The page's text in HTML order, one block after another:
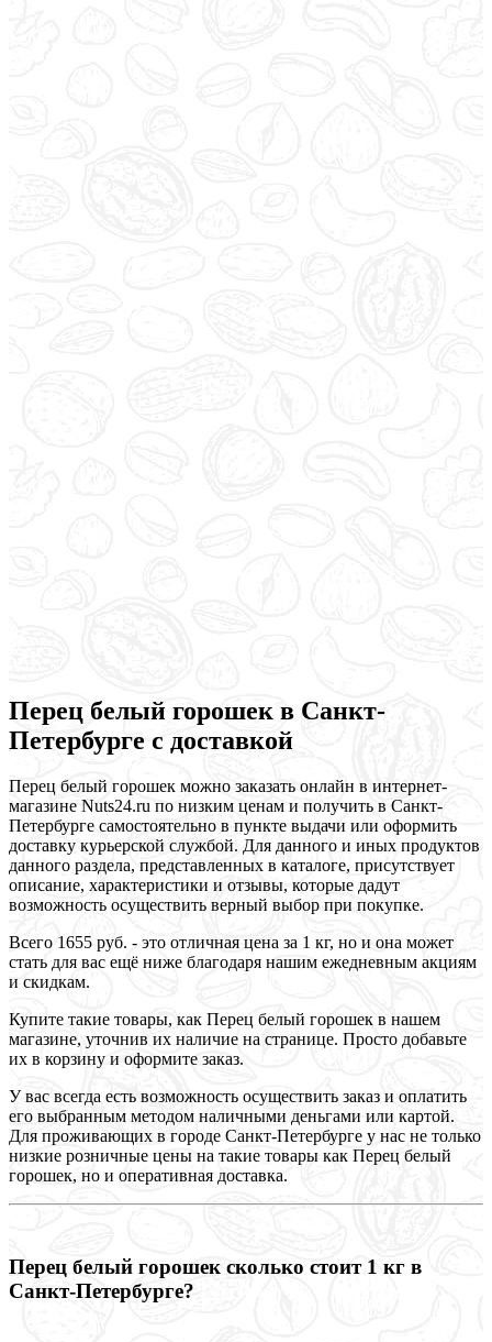
Перец белый горошек в Санкт-
Петербурге с доставкой
Перец белый горошек можно заказать онлайн в интернет-
магазине Nuts24.ru по низким ценам и получить в Санкт-
Петербурге самостоятельно в пункте выдачи или оформить
доставку курьерской службой. Для данного и иных продуктов
данного раздела, представленных в каталоге, присутствует
описание, характеристики и отзывы, которые дадут
возможность осуществить верный выбор при покупке.
Всего 1655 руб. - это отличная цена за 1 кг, но и она может
стать для вас ещё ниже благодаря нашим ежедневным акциям
и скидкам.
Купите такие товары, как Перец белый горошек в нашем
магазине, уточнив их наличие на странице. Просто добавьте
их в корзину и оформите заказ.
У вас всегда есть возможность осуществить заказ и оплатить
его выбранным методом наличными деньгами или картой.
Для проживающих в городе Санкт-Петербурге у нас не только
низкие розничные цены на такие товары как Перец белый
горошек, но и оперативная доставка.
Перец белый горошек сколько стоит 1 кг в
Санкт-Петербурге?